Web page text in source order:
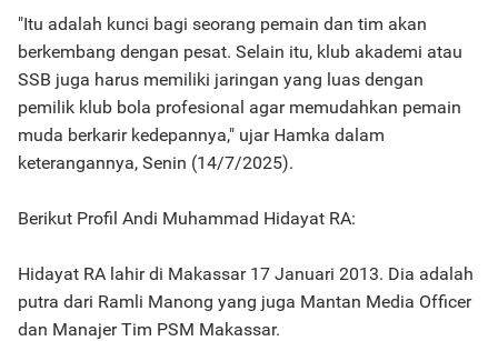
"Itu adalah kunci bagi seorang pemain dan tim akan
berkembang dengan pesat. Selain itu, klub akademi atau
SSB juga harus memiliki jaringan yang luas dengan
pemilik klub bola profesional agar memudahkan pemain
muda berkarir kedepannya," ujar Hamka dalam
keterangannya, Senin (14/7/2025).
Berikut Profil Andi Muhammad Hidayat RA:
Hidayat RA lahir di Makassar 17 Januari 2013. Dia adalah
putra dari Ramli Manong yang juga Mantan Media Officer
dan Manajer Tim PSM Makassar.